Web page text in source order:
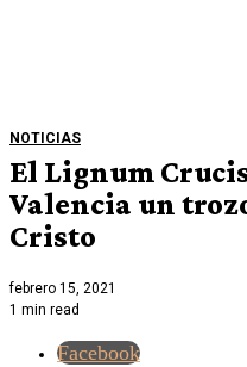
NOTICIAS
El Lignum
Valencia un
Cristo
febrero 15, 2021
1 min read
Facebook